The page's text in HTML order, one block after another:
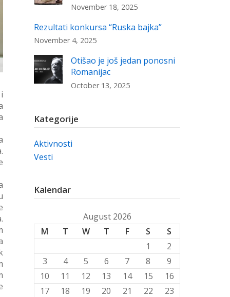
November 18, 2025
Rezultati konkursa “Ruska bajka”
November 4, 2025
Otišao je još jedan ponosni
Romanijac
October 13, 2025
Kategorije
Aktivnosti
Vesti
Kalendar
August 2026
M
T W T F S
S
1
2
3
4 5 6 7 8
9
10
11 12 13 14 15
16
17
18 19 20 21 22
23